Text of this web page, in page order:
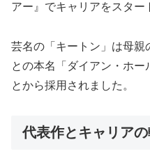
アー』でキャリアをスター
芸名の「キートン」は母親
との本名「ダイアン・ホー
とから採用されました。
代表作とキャリア